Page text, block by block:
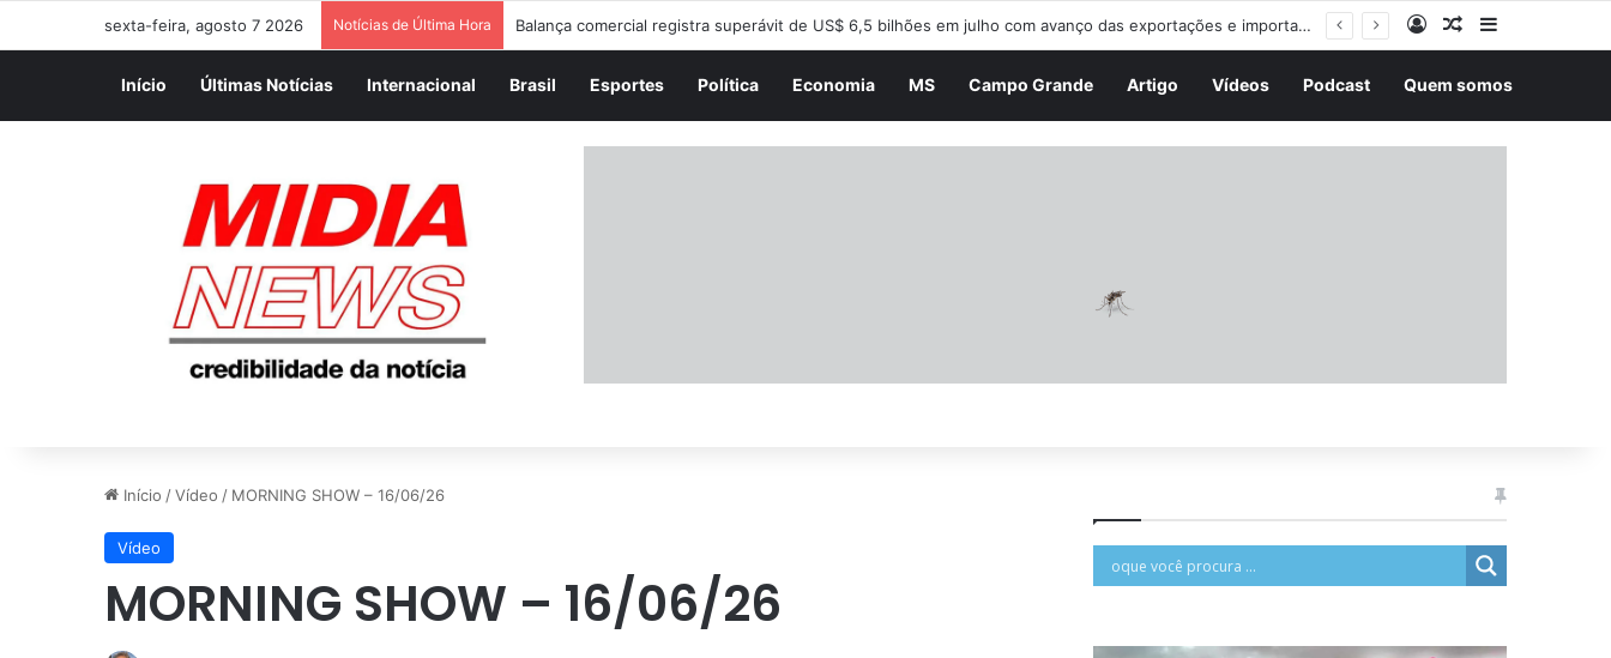
sexta-feira, agosto 7 2026 Notícias de Última Hora Fumacê reforça combate ao Aedes e percorre o Nova Lima nesta sexta-feira EntrarArtigo aleatório
Início Últimas Notícias Internacional Brasil Esportes Política Economia MS Campo Grande Artigo Vídeos Podcast Quem somos
Início /Vídeo / MORNING SHOW – 16/06/26
Vídeo
MORNING SHOW – 16/06/26